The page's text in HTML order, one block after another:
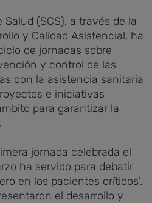
(SCS), a través de la
y Calidad Asistencial, ha
de jornadas sobre
y control de las
con la asistencia sanitaria
e iniciativas
para garantizar la
jornada celebrada el
ha servido para debatir
en los pacientes críticos'.
el desarrollo y